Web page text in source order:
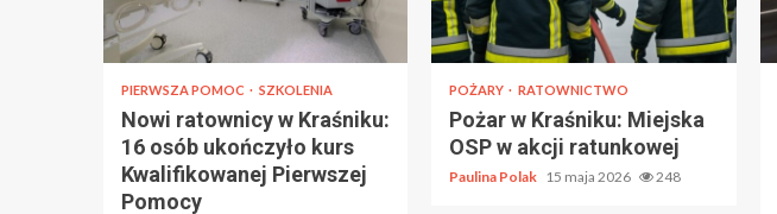
PIERWSZA POMOC SZKOLENIA
Nowi ratownicy w Kraśniku:
16 osób ukończyło kurs
Kwalifikowanej Pierwszej
Pomocy
POŻARY RATOWNICTWO
Pożar w Kraśniku: Miejska
OSP w akcji ratunkowej
Paulina Polak 15 maja 2026 248